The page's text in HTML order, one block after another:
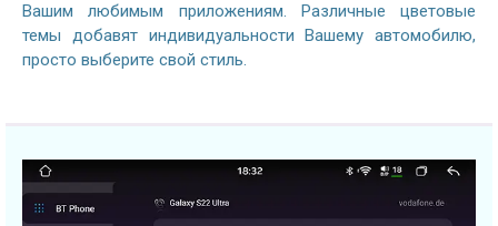
Вашим любимым приложениям. Различные цветовые
темы добавят индивидуальности Вашему автомобилю,
просто выберите свой стиль.